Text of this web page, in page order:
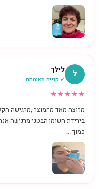
ל לילך
✓ קנייה מאומתת
★
★
★
★
★
מרוצה מאד מהמוצר ,מרגישה
בירידת השומן הבטני מרגישה
כמוך ...